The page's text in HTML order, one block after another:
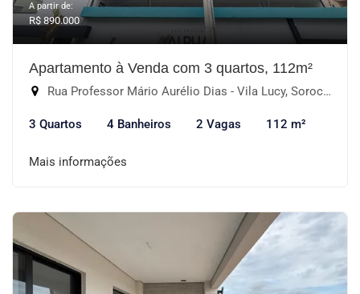
A partir de:
R$ 890.000
Apartamento à Venda com 3 quartos, 112m²
Rua Professor Mário Aurélio Dias - Vila Lucy, Sorocaba-SP
3 Quartos 4 Banheiros 2 Vagas 112 m²
Mais informações